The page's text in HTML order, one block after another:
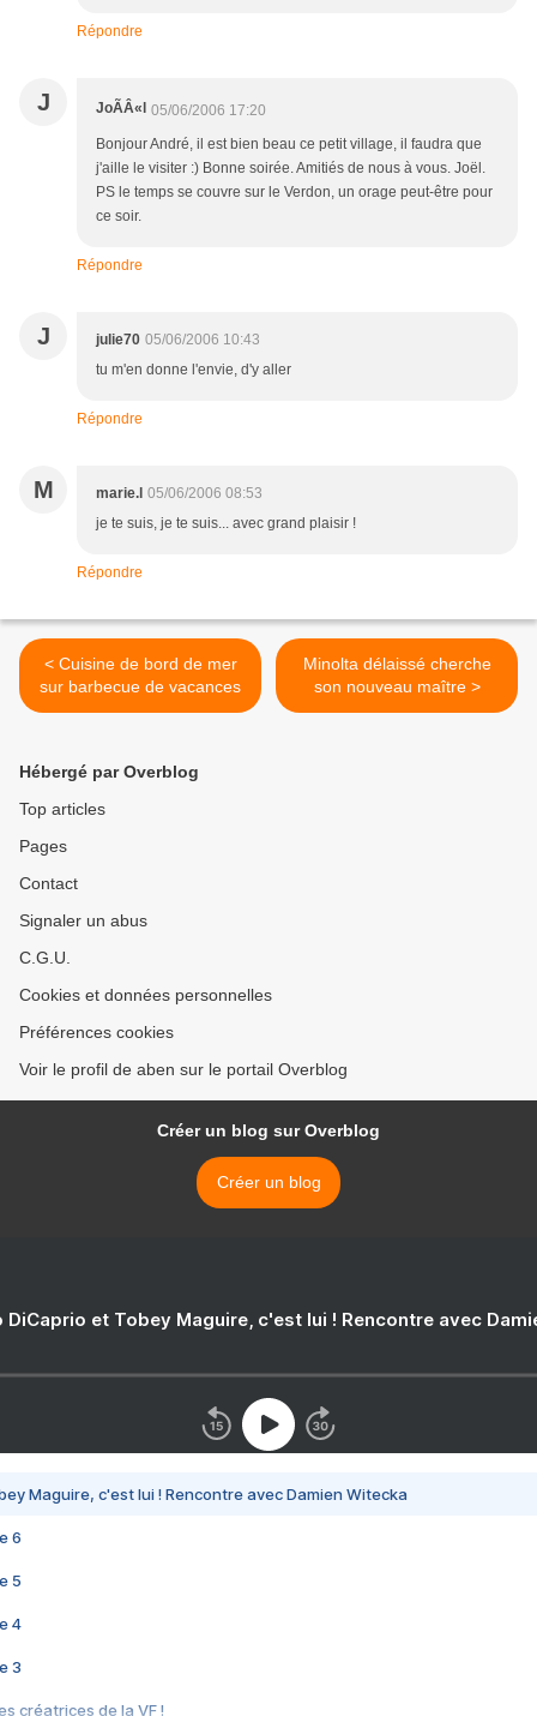
Répondre
J JoÃÂ«l 05/06/2006 17:20
Bonjour André, il est bien beau ce petit village, il faudra que
j'aille le visiter :) Bonne soirée. Amitiés de nous à vous. Joël.
PS le temps se couvre sur le Verdon, un orage peut-être pour
ce soir.
Répondre
J julie70 05/06/2006 10:43
tu m'en donne l'envie, d'y aller
Répondre
M marie.l 05/06/2006 08:53
je te suis, je te suis... avec grand plaisir !
Répondre
< Cuisine de bord de mer
sur barbecue de vacances
Minolta délaissé cherche
son nouveau maître >
Hébergé par Overblog
Top articles
Pages
Contact
Signaler un abus
C.G.U.
Cookies et données personnelles
Préférences cookies
Voir le profil de aben sur le portail Overblog
Créer un blog sur Overblog
Créer un blog
DiCaprio et Tobey Maguire, c'est lui ! Rencontre avec
Maguire, c'est lui ! Rencontre avec Damien Witecka
6
5
4
3
créatrices de la VF !